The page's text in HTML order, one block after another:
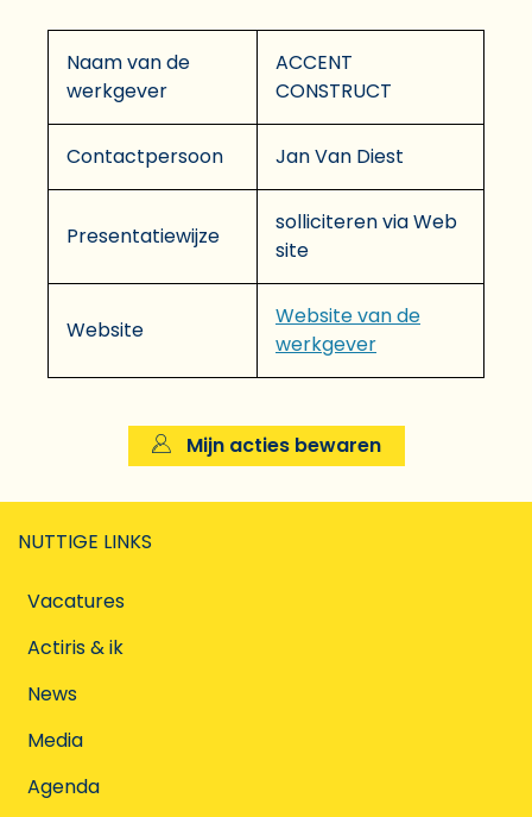
Naam van de
werkgever
ACCENT
CONSTRUCT
Contactpersoon Jan Van Diest
Presentatiewijze
solliciteren via Web
site
Website
Website van de
werkgever
Mijn acties bewaren
NUTTIGE LINKS
Vacatures
Actiris & ik
News
Media
Agenda